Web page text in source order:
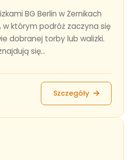
BG Berlin w Żernikach
w którym podróż zaczyna się
dobranej torby lub walizki.
się...
Szczegóły